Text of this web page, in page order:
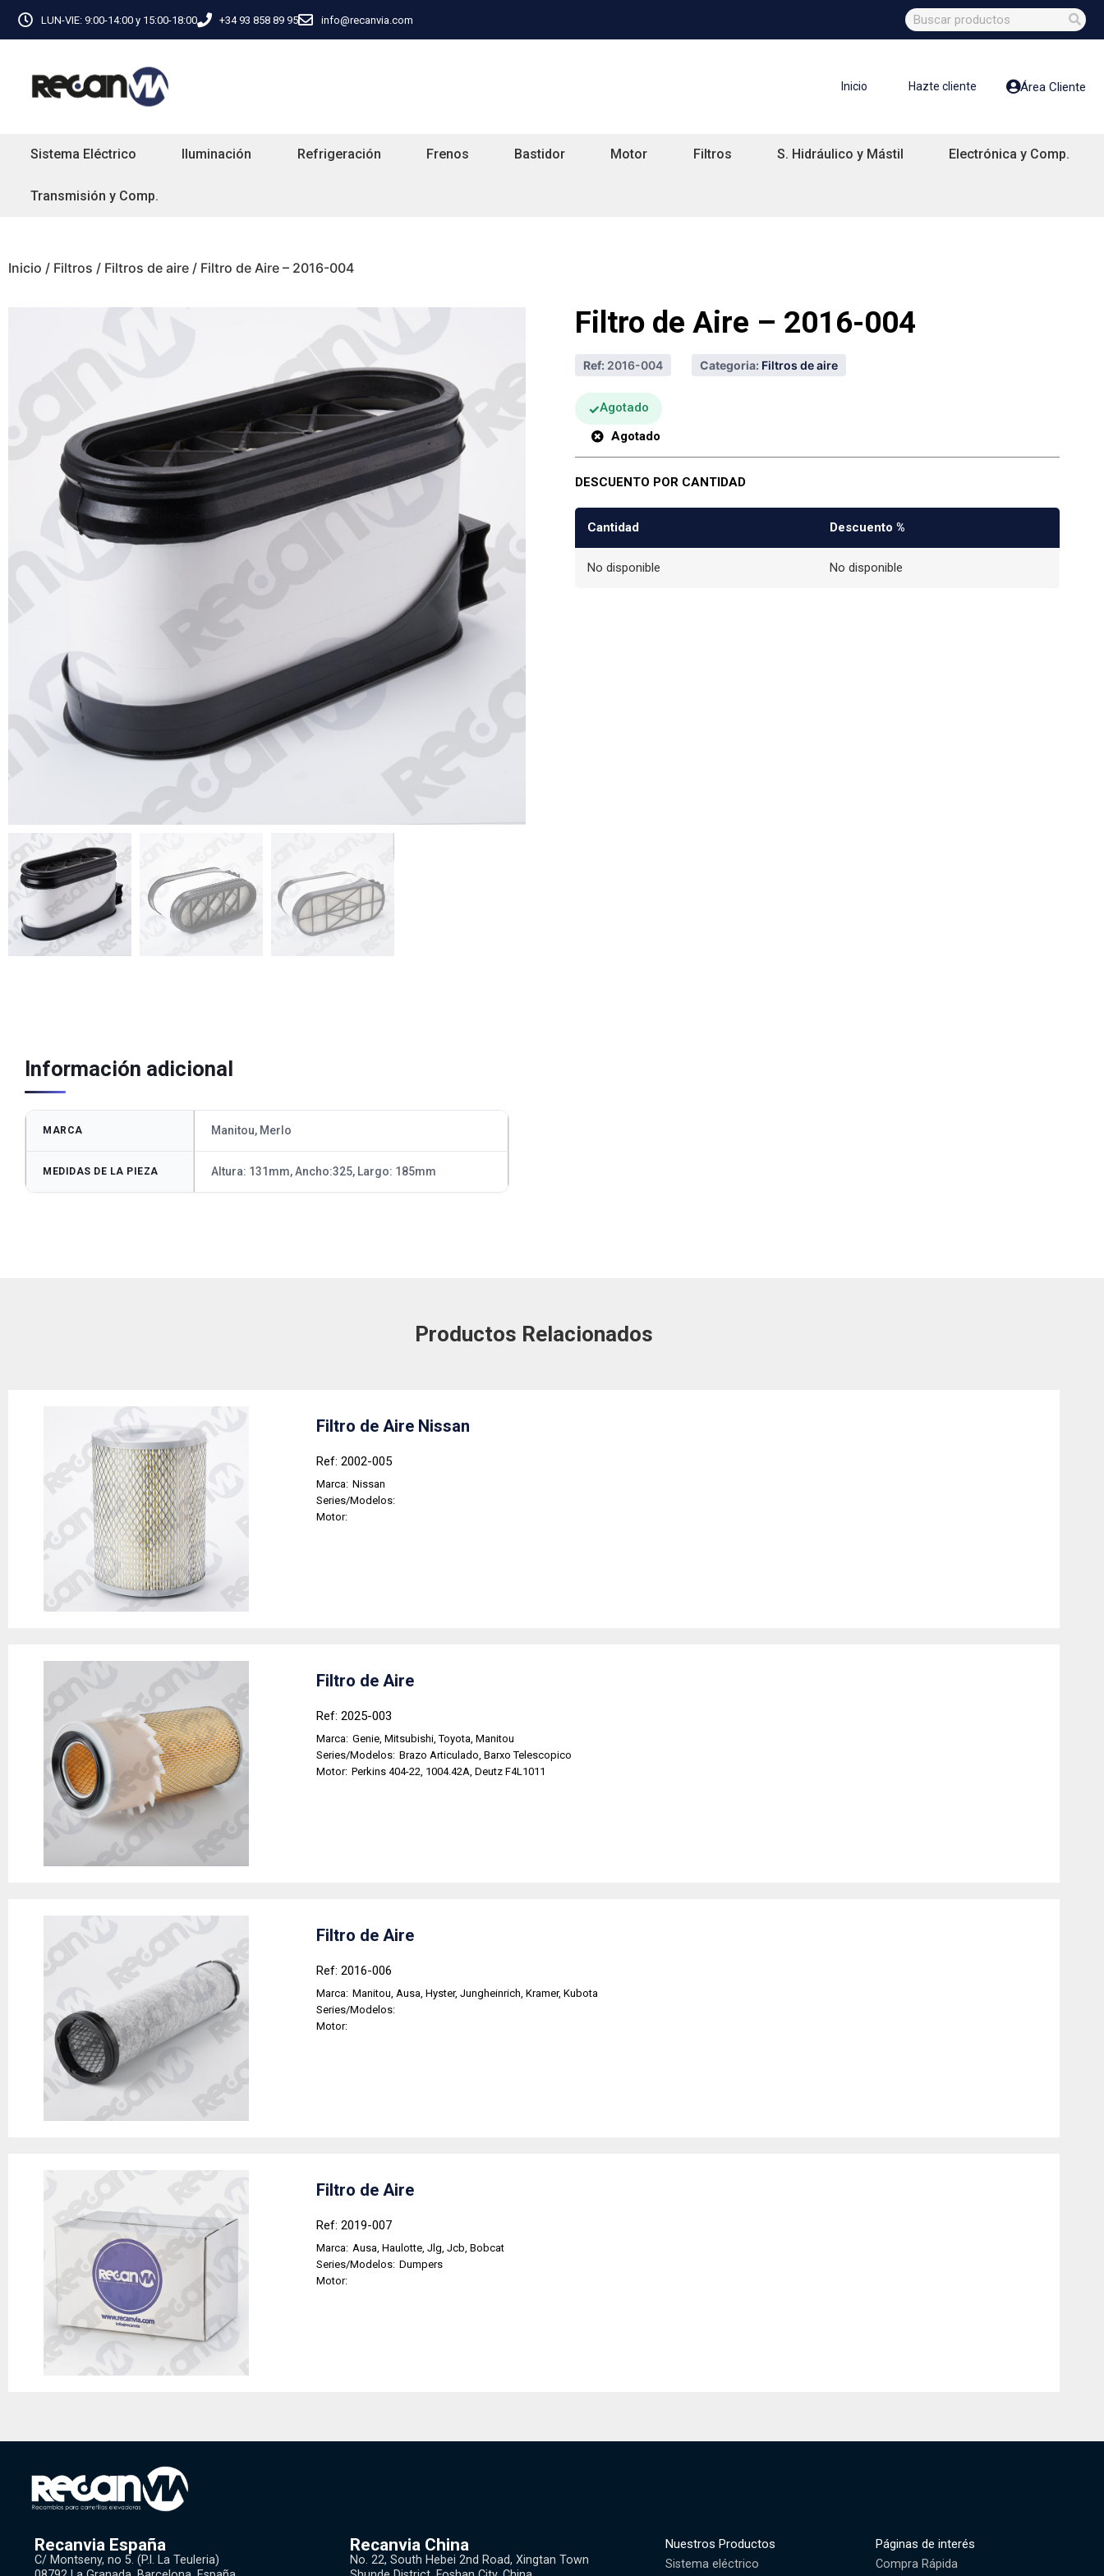
LUN-VIE: 9:00-14:00 y 15:00-18:00 +34 93 858 89 95 info@recanvia.com
Inicio Hazte cliente Área Cliente
Sistema Eléctrico Iluminación Refrigeración Frenos Bastidor Motor Filtros S. Hidráulico y Mástil Electrónica y Comp.
Transmisión y Comp.
Inicio / Filtros / Filtros de aire / Filtro de Aire – 2016-004
Filtro de Aire – 2016-004
Ref: 2016-004 Categoria: Filtros de aire
Agotado
Agotado
DESCUENTO POR CANTIDAD
Cantidad Descuento %
No disponible No disponible
Información adicional
MARCA Manitou, Merlo
MEDIDAS DE LA PIEZA Altura: 131mm, Ancho:325, Largo: 185mm
Productos Relacionados
Filtro de Aire Nissan
Ref: 2002-005
Marca: Nissan
Series/Modelos:
Motor:
Filtro de Aire
Ref: 2025-003
Marca: Genie, Mitsubishi, Toyota, Manitou
Series/Modelos: Brazo Articulado, Barxo Telescopico
Motor: Perkins 404-22, 1004.42A, Deutz F4L1011
Filtro de Aire
Ref: 2016-006
Marca: Manitou, Ausa, Hyster, Jungheinrich, Kramer, Kubota
Series/Modelos:
Motor:
Filtro de Aire
Ref: 2019-007
Marca: Ausa, Haulotte, Jlg, Jcb, Bobcat
Series/Modelos: Dumpers
Motor:
Recanvia España
C/ Montseny, no 5. (P.l. La Teuleria)
Recanvia China
No. 22, South Hebei 2nd Road, Xingtan Town
Nuestros Productos
Sistema eléctrico
Páginas de interés
Compra Rápida